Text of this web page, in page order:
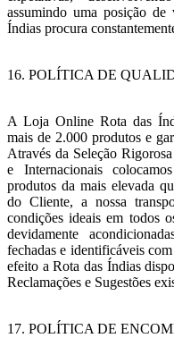
assumindo uma posição
Índias procura
16. POLÍTICA DE
A Loja Online Rota das
mais de 2.000 produtos e
Através da Seleção
e Internacionais
produtos da mais elevada
do Cliente, a nossa
condições ideais em todos
devidamente
fechadas e identificáveis
efeito a Rota das Índias
Reclamações e Sugestões
17. POLÍTICA DE